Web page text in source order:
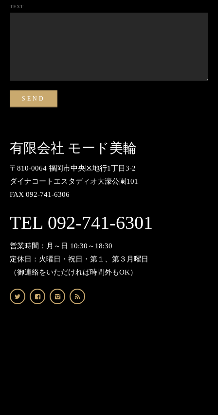
TEXT
有限会社 モード美輪
〒810-0064 福岡市中央区地行1丁目3-2
ダイナコートエスタディオ大濠公園101
FAX 092-741-6306
TEL 092-741-6301
営業時間：月～日 10:30～18:30
定休日：火曜日・祝日・第１、第３月曜日
（御連絡をいただければ時間外もOK）